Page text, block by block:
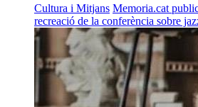
Cultura i Mitjans Memoria.cat
recreació de la conferència sobre